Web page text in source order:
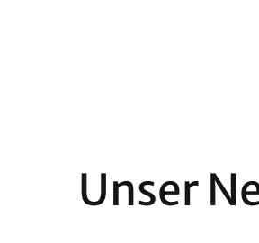
Unser